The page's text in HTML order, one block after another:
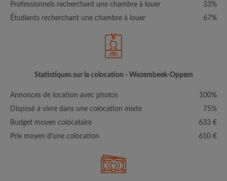
Professionnels recherchant une chambre à louer
33%
Étudiants recherchant une chambre à louer
67%
Statistiques sur la colocation - Wezembeek-Oppem
Annonces de location avec photos
100%
Disposé à vivre dans une colocation mixte
75%
Budget moyen colocataire
633 €
Prix moyen d'une colocation
610 €